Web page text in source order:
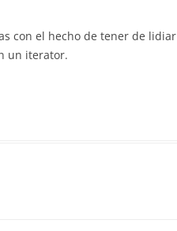
con el hecho de tener de lidiar
un iterator.